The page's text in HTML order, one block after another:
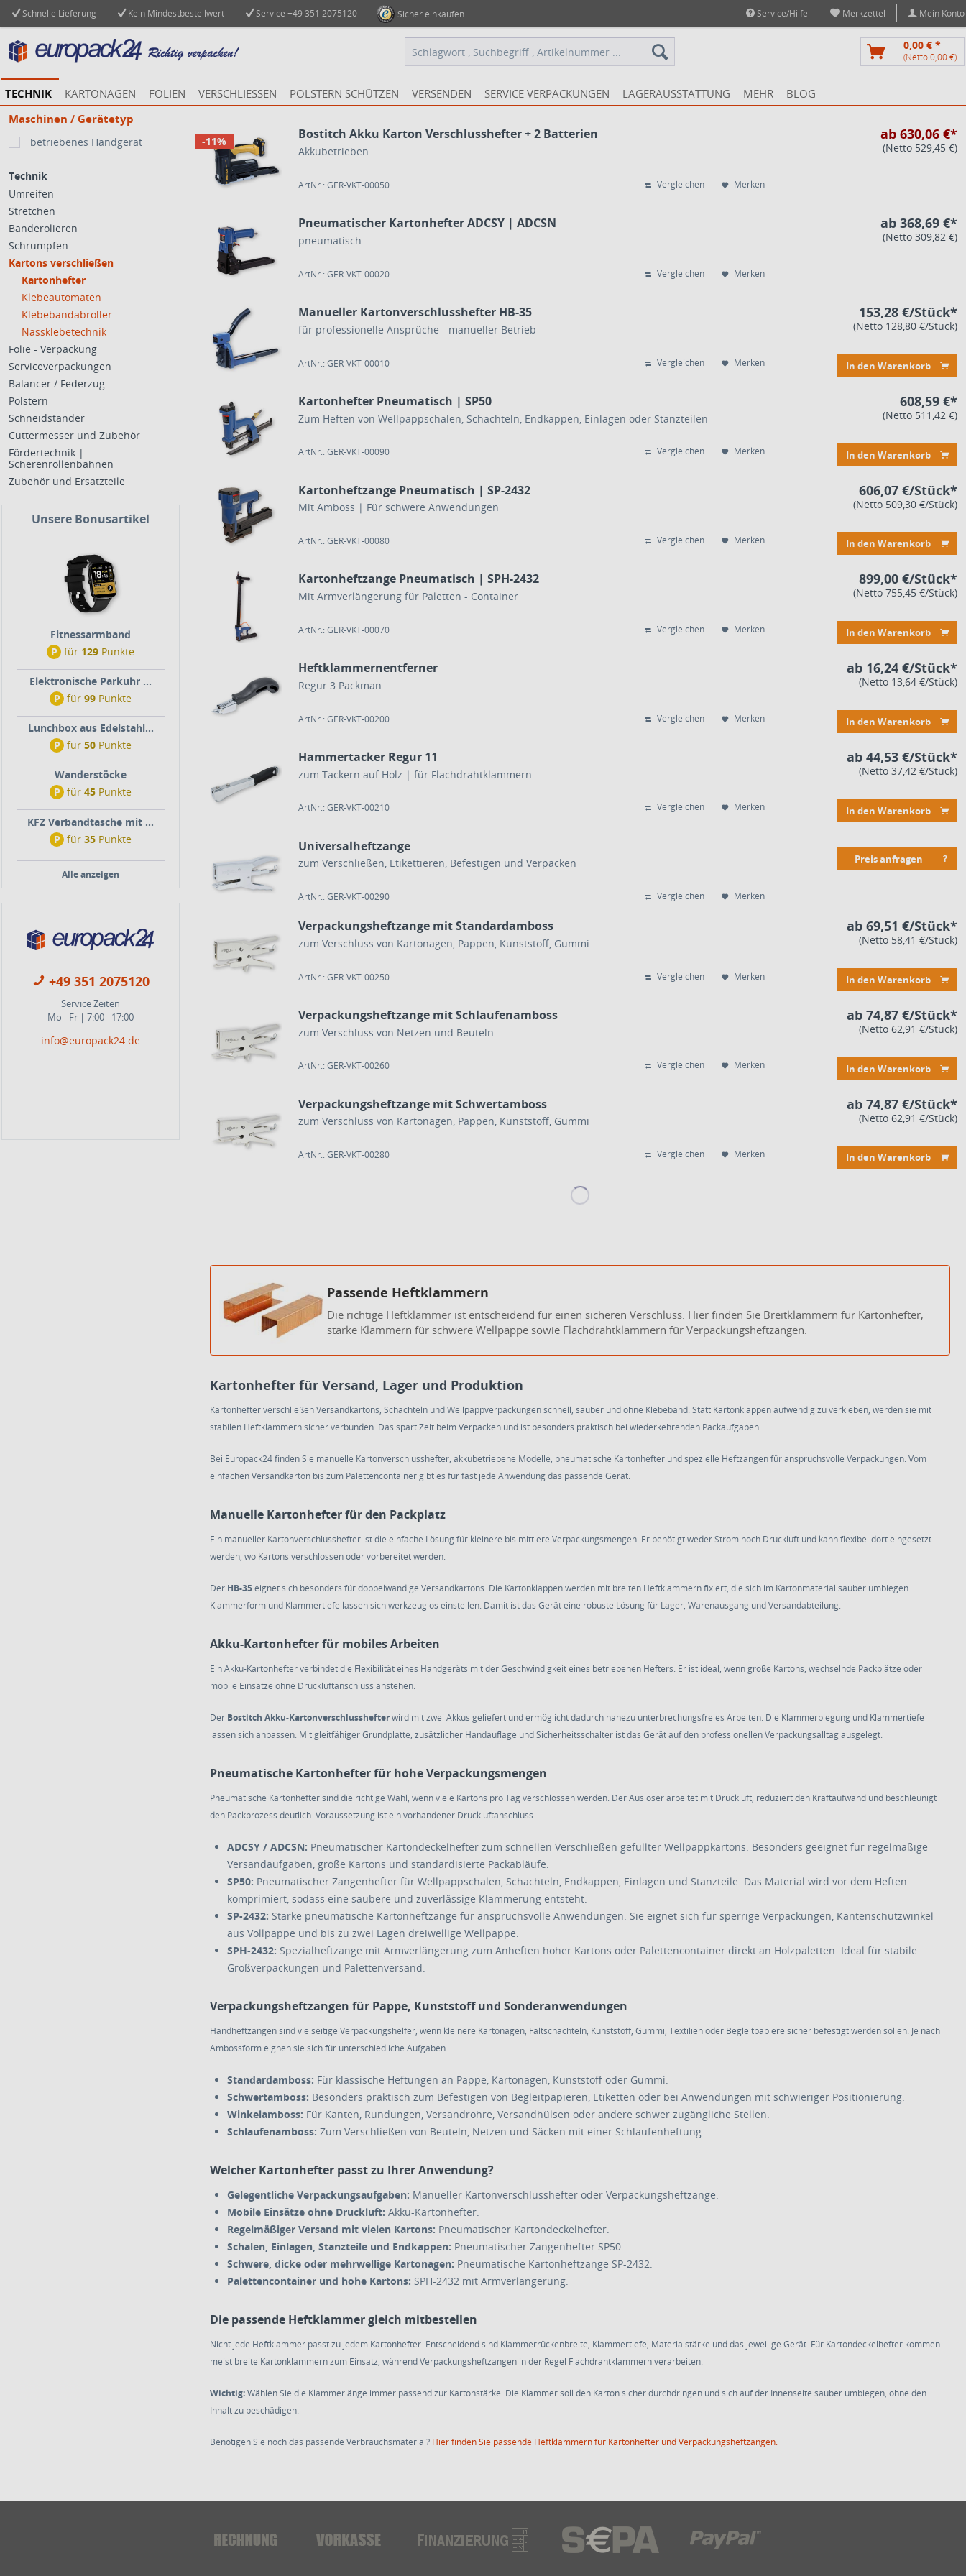
Schnelle Lieferung Kein Mindestbestellwert Service +49 351 2075120 Sicher einkaufen Service/Hilfe Merkzettel Mein Konto
0,00 € *
(Netto 0,00 €)
TECHNIK KARTONAGEN FOLIEN VERSCHLIESSEN POLSTERN SCHÜTZEN VERSENDEN SERVICE VERPACKUNGEN LAGERAUSSTATTUNG MEHR
BLOG
Maschinen / Gerätetyp
betriebenes Handgerät
Technik
Umreifen
Stretchen
Banderolieren
Schrumpfen
Kartons verschließen
Kartonhefter
Klebeautomaten
Klebebandabroller
Nassklebetechnik
Folie - Verpackung
Serviceverpackungen
Balancer / Federzug
Polstern
Schneidständer
Cuttermesser und Zubehör
Fördertechnik |
Scherenrollenbahnen
Zubehör und Ersatzteile
Unsere Bonusartikel
Fitnessarmband
P für 129 Punkte
Elektronische Parkuhr ...
P für 99 Punkte
Lunchbox aus Edelstahl...
P für 50 Punkte
Wanderstöcke
P für 45 Punkte
KFZ Verbandtasche mit ...
P für 35 Punkte
Alle anzeigen
+49 351 2075120
Service Zeiten
Mo - Fr | 7:00 - 17:00
info@europack24.de
-11% Bostitch Akku Karton Verschlusshefter + 2 Batterien
Akkubetrieben
ArtNr.: GER-VKT-00050 Vergleichen Merken
ab 630,06 €*
(Netto 529,45 €)
Pneumatischer Kartonhefter ADCSY | ADCSN
pneumatisch
ArtNr.: GER-VKT-00020 Vergleichen Merken
ab 368,69 €*
(Netto 309,82 €)
Manueller Kartonverschlusshefter HB-35
für professionelle Ansprüche - manueller Betrieb
ArtNr.: GER-VKT-00010 Vergleichen Merken
153,28 €/Stück*
(Netto 128,80 €/Stück)
In den Warenkorb
Kartonhefter Pneumatisch | SP50
Zum Heften von Wellpappschalen, Schachteln, Endkappen, Einlagen oder Stanzteilen
ArtNr.: GER-VKT-00090 Vergleichen Merken
608,59 €*
(Netto 511,42 €)
In den Warenkorb
Kartonheftzange Pneumatisch | SP-2432
Mit Amboss | Für schwere Anwendungen
ArtNr.: GER-VKT-00080 Vergleichen Merken
606,07 €/Stück*
(Netto 509,30 €/Stück)
In den Warenkorb
Kartonheftzange Pneumatisch | SPH-2432
Mit Armverlängerung für Paletten - Container
ArtNr.: GER-VKT-00070 Vergleichen Merken
899,00 €/Stück*
(Netto 755,45 €/Stück)
In den Warenkorb
Heftklammernentferner
Regur 3 Packman
ArtNr.: GER-VKT-00200 Vergleichen Merken
ab 16,24 €/Stück*
(Netto 13,64 €/Stück)
In den Warenkorb
Hammertacker Regur 11
zum Tackern auf Holz | für Flachdrahtklammern
ArtNr.: GER-VKT-00210 Vergleichen Merken
ab 44,53 €/Stück*
(Netto 37,42 €/Stück)
In den Warenkorb
Universalheftzange
zum Verschließen, Etikettieren, Befestigen und Verpacken
ArtNr.: GER-VKT-00290 Vergleichen Merken
Preis anfragen
Verpackungsheftzange mit Standardamboss
zum Verschluss von Kartonagen, Pappen, Kunststoff, Gummi
ArtNr.: GER-VKT-00250 Vergleichen Merken
ab 69,51 €/Stück*
(Netto 58,41 €/Stück)
In den Warenkorb
Verpackungsheftzange mit Schlaufenamboss
zum Verschluss von Netzen und Beuteln
ArtNr.: GER-VKT-00260 Vergleichen Merken
ab 74,87 €/Stück*
(Netto 62,91 €/Stück)
In den Warenkorb
Verpackungsheftzange mit Schwertamboss
zum Verschluss von Kartonagen, Pappen, Kunststoff, Gummi
ArtNr.: GER-VKT-00280 Vergleichen Merken
ab 74,87 €/Stück*
(Netto 62,91 €/Stück)
In den Warenkorb
Passende Heftklammern
Die richtige Heftklammer ist entscheidend für einen sicheren Verschluss. Hier finden Sie Breitklammern für Kartonhefter,
starke Klammern für schwere Wellpappe sowie Flachdrahtklammern für Verpackungsheftzangen.
Kartonhefter für Versand, Lager und Produktion
Kartonhefter verschließen Versandkartons, Schachteln und Wellpappverpackungen schnell, sauber und ohne Klebeband. Statt Kartonklappen aufwendig zu verkleben, werden sie mit
stabilen Heftklammern sicher verbunden. Das spart Zeit beim Verpacken und ist besonders praktisch bei wiederkehrenden Packaufgaben.
Bei Europack24 finden Sie manuelle Kartonverschlusshefter, akkubetriebene Modelle, pneumatische Kartonhefter und spezielle Heftzangen für anspruchsvolle Verpackungen. Vom
einfachen Versandkarton bis zum Palettencontainer gibt es für fast jede Anwendung das passende Gerät.
Manuelle Kartonhefter für den Packplatz
Ein manueller Kartonverschlusshefter ist die einfache Lösung für kleinere bis mittlere Verpackungsmengen. Er benötigt weder Strom noch Druckluft und kann flexibel dort eingesetzt
werden, wo Kartons verschlossen oder vorbereitet werden.
Der HB-35eignet sich besonders für doppelwandige Versandkartons. Die Kartonklappen werden mit breiten Heftklammern fixiert, die sich im Kartonmaterial sauber umbiegen.
Klammerform und Klammertiefe lassen sich werkzeuglos einstellen. Damit ist das Gerät eine robuste Lösung für Lager, Warenausgang und Versandabteilung.
Akku-Kartonhefter für mobiles Arbeiten
Ein Akku-Kartonhefter verbindet die Flexibilität eines Handgeräts mit der Geschwindigkeit eines betriebenen Hefters. Er ist ideal, wenn große Kartons, wechselnde Packplätze oder
mobile Einsätze ohne Druckluftanschluss anstehen.
Der Bostitch Akku-Kartonverschlusshefterwird mit zwei Akkus geliefert und ermöglicht dadurch nahezu unterbrechungsfreies Arbeiten. Die Klammerbiegung und Klammertiefe
lassen sich anpassen. Mit gleitfähiger Grundplatte, zusätzlicher Handauflage und Sicherheitsschalter ist das Gerät auf den professionellen Verpackungsalltag ausgelegt.
Pneumatische Kartonhefter für hohe Verpackungsmengen
Pneumatische Kartonhefter sind die richtige Wahl, wenn viele Kartons pro Tag verschlossen werden. Der Auslöser arbeitet mit Druckluft, reduziert den Kraftaufwand und beschleunigt
den Packprozess deutlich. Voraussetzung ist ein vorhandener Druckluftanschluss.
ADCSY / ADCSN: Pneumatischer Kartondeckelhefter zum schnellen Verschließen gefüllter Wellpappkartons. Besonders geeignet für regelmäßige
Versandaufgaben, große Kartons und standardisierte Packabläufe.
SP50: Pneumatischer Zangenhefter für Wellpappschalen, Schachteln, Endkappen, Einlagen und Stanzteile. Das Material wird vor dem Heften
komprimiert, sodass eine saubere und zuverlässige Klammerung entsteht.
SP-2432: Starke pneumatische Kartonheftzange für anspruchsvolle Anwendungen. Sie eignet sich für sperrige Verpackungen, Kantenschutzwinkel
aus Vollpappe und bis zu zwei Lagen dreiwellige Wellpappe.
SPH-2432: Spezialheftzange mit Armverlängerung zum Anheften hoher Kartons oder Palettencontainer direkt an Holzpaletten. Ideal für stabile
Großverpackungen und Palettenversand.
Verpackungsheftzangen für Pappe, Kunststoff und Sonderanwendungen
Handheftzangen sind vielseitige Verpackungshelfer, wenn kleinere Kartonagen, Faltschachteln, Kunststoff, Gummi, Textilien oder Begleitpapiere sicher befestigt werden sollen. Je nach
Ambossform eignen sie sich für unterschiedliche Aufgaben.
Standardamboss: Für klassische Heftungen an Pappe, Kartonagen, Kunststoff oder Gummi.
Schwertamboss: Besonders praktisch zum Befestigen von Begleitpapieren, Etiketten oder bei Anwendungen mit schwieriger Positionierung.
Winkelamboss: Für Kanten, Rundungen, Versandrohre, Versandhülsen oder andere schwer zugängliche Stellen.
Schlaufenamboss: Zum Verschließen von Beuteln, Netzen und Säcken mit einer Schlaufenheftung.
Welcher Kartonhefter passt zu Ihrer Anwendung?
Gelegentliche Verpackungsaufgaben: Manueller Kartonverschlusshefter oder Verpackungsheftzange.
Mobile Einsätze ohne Druckluft: Akku-Kartonhefter.
Regelmäßiger Versand mit vielen Kartons: Pneumatischer Kartondeckelhefter.
Schalen, Einlagen, Stanzteile und Endkappen: Pneumatischer Zangenhefter SP50.
Schwere, dicke oder mehrwellige Kartonagen: Pneumatische Kartonheftzange SP-2432.
Palettencontainer und hohe Kartons: SPH-2432 mit Armverlängerung.
Die passende Heftklammer gleich mitbestellen
Nicht jede Heftklammer passt zu jedem Kartonhefter. Entscheidend sind Klammerrückenbreite, Klammertiefe, Materialstärke und das jeweilige Gerät. Für Kartondeckelhefter kommen
meist breite Kartonklammern zum Einsatz, während Verpackungsheftzangen in der Regel Flachdrahtklammern verarbeiten.
Wichtig:Wählen Sie die Klammerlänge immer passend zur Kartonstärke. Die Klammer soll den Karton sicher durchdringen und sich auf der Innenseite sauber umbiegen, ohne den
Inhalt zu beschädigen.
Benötigen Sie noch das passende Verbrauchsmaterial? Hier finden Sie passende Heftklammern für Kartonhefter und Verpackungsheftzangen.